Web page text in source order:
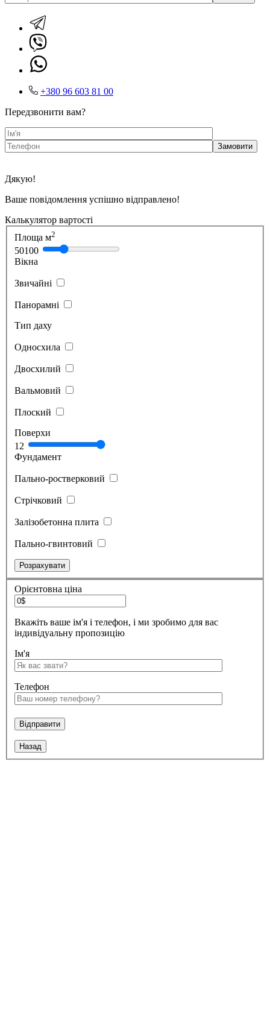
+380 96 603 81 00
Передзвонити вам?
Дякую!
Ваше повідомлення успішно відправлено!
Калькулятор вартості
Площа м2
50100
Вікна
Звичайні
Панорамні
Тип даху
Односхила
Двосхилий
Вальмовий
Плоский
Поверхи
12
Фундамент
Пально-ростверковий
Стрічковий
Залізобетонна плита
Пально-гвинтовий
Орієнтовна ціна
Вкажіть ваше ім'я і телефон, і ми зробимо для вас
індивідуальну пропозицію
Ім'я
Телефон